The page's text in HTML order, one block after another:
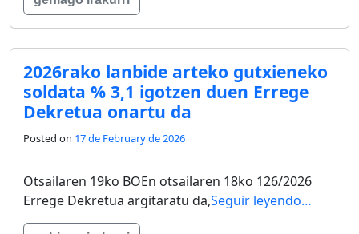
2026rako lanbide arteko gutxieneko
soldata % 3,1 igotzen duen Errege
Dekretua onartu da
Posted on 17 de February de 2026
Otsailaren 19ko BOEn otsailaren 18ko 126/2026
Errege Dekretua argitaratu da,Seguir leyendo…